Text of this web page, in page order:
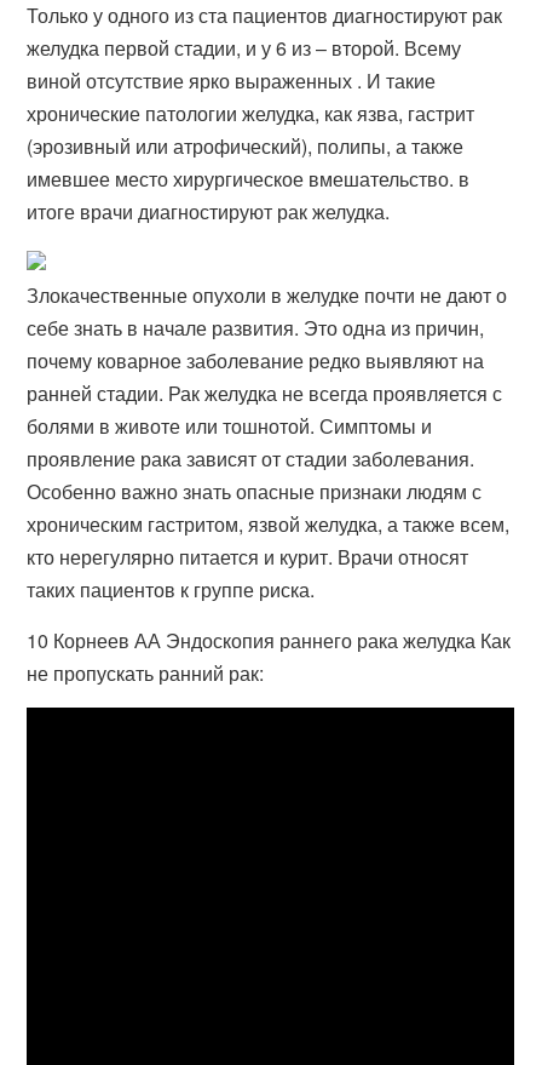
Только у одного из ста пациентов диагностируют рак
желудка первой стадии, и у 6 из – второй. Всему
виной отсутствие ярко выраженных . И такие
хронические патологии желудка, как язва, гастрит
(эрозивный или атрофический), полипы, а также
имевшее место хирургическое вмешательство. в
итоге врачи диагностируют рак желудка.
Злокачественные опухоли в желудке почти не дают о
себе знать в начале развития. Это одна из причин,
почему коварное заболевание редко выявляют на
ранней стадии. Рак желудка не всегда проявляется с
болями в животе или тошнотой. Симптомы и
проявление рака зависят от стадии заболевания.
Особенно важно знать опасные признаки людям с
хроническим гастритом, язвой желудка, а также всем,
кто нерегулярно питается и курит. Врачи относят
таких пациентов к группе риска.
10 Корнеев АА Эндоскопия раннего рака желудка Как
не пропускать ранний рак: